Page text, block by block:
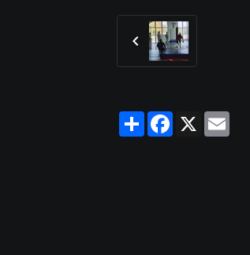
PartagerFacebook
X